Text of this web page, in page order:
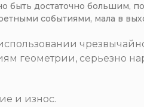
достаточно большим,
событиями, мала в
геометрии, серьезно
и износ.